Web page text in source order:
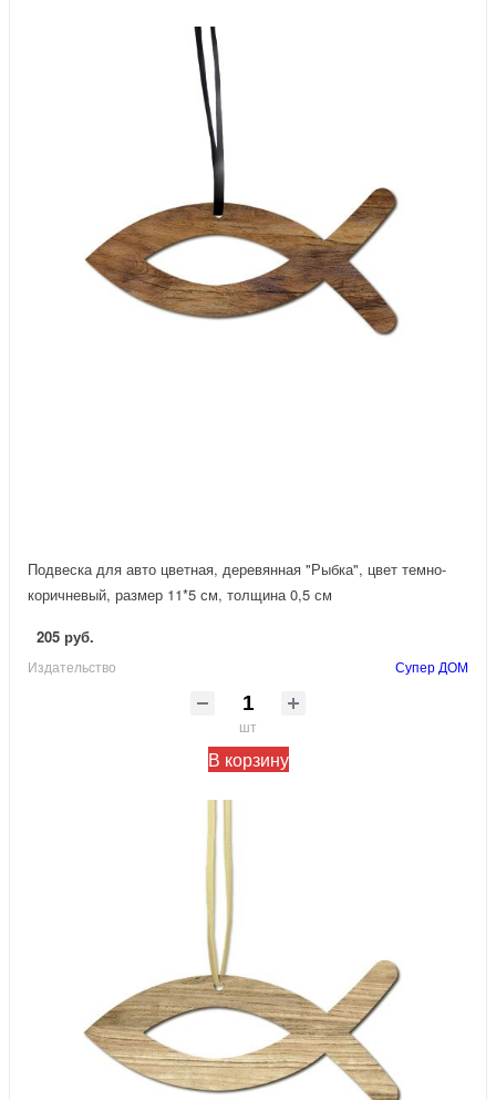
Подвеска для авто цветная, деревянная "Рыбка", цвет темно-
коричневый, размер 11*5 см, толщина 0,5 см
205 руб.
Издательство Супер ДОМ
шт
В корзину